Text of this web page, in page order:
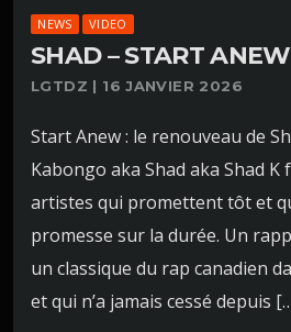
NEWS VIDEO
SHAD – START ANEW
LGTDZ | 16 JANVIER 2026
Start Anew : le renouveau de
Kabongo aka Shad aka Shad K
artistes qui promettent tôt et
promesse sur la durée. Un
un classique du rap canadien
et qui n’a jamais cessé depuis